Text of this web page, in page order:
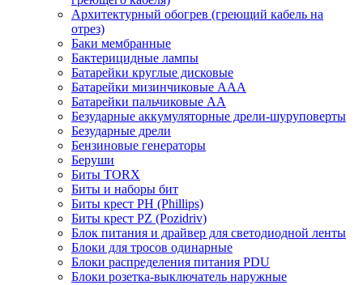
Архитектурный обогрев (греющий кабель на
отрез)
Баки мембранные
Бактерицидные лампы
Батарейки круглые дисковые
Батарейки мизинчиковые ААА
Батарейки пальчиковые АА
Безударные аккумуляторные дрели-шуруповерты
Безударные дрели
Бензиновые генераторы
Беруши
Биты TORX
Биты и наборы бит
Биты крест PH (Phillips)
Биты крест PZ (Pozidriv)
Блок питания и драйвер для светодиодной ленты
Блоки для тросов одинарные
Блоки распределения питания PDU
Блоки розетка-выключатель наружные